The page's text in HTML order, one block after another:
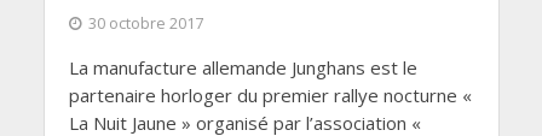
30 octobre 2017
La manufacture allemande Junghans est le
partenaire horloger du premier rallye nocturne «
La Nuit Jaune » organisé par l’association «